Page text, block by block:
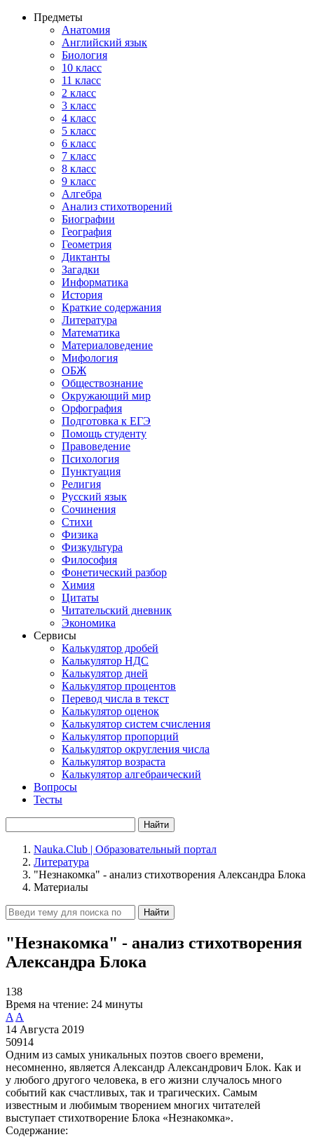
Предметы
Анатомия
Английский язык
Биология
10 класс
11 класс
2 класс
3 класс
4 класс
5 класс
6 класс
7 класс
8 класс
9 класс
Алгебра
Анализ стихотворений
Биографии
География
Геометрия
Диктанты
Загадки
Информатика
История
Краткие содержания
Литература
Математика
Материаловедение
Мифология
ОБЖ
Обществознание
Окружающий мир
Орфография
Подготовка к ЕГЭ
Помощь студенту
Правоведение
Психология
Пунктуация
Религия
Русский язык
Сочинения
Стихи
Физика
Физкультура
Философия
Фонетический разбор
Химия
Цитаты
Читательский дневник
Экономика
Сервисы
Калькулятор дробей
Калькулятор НДС
Калькулятор дней
Калькулятор процентов
Перевод числа в текст
Калькулятор оценок
Калькулятор систем счисления
Калькулятор пропорций
Калькулятор округления числа
Калькулятор возраста
Калькулятор алгебраический
Вопросы
Тесты
Найти
Nauka.Club | Образовательный портал
Литература
"Незнакомка" - анализ стихотворения Александра Блока
Материалы
Найти
"Незнакомка" - анализ стихотворения
Александра Блока
138
Время на чтение: 24 минуты
A A
14 Августа 2019
50914
Одним из самых уникальных поэтов своего времени,
несомненно, является Александр Александрович Блок. Как и
у любого другого человека, в его жизни случалось много
событий как счастливых, так и трагических. Самым
известным и любимым творением многих читателей
выступает стихотворение Блока «Незнакомка».
Содержание: